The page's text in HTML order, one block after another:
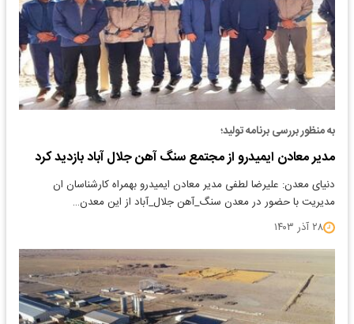
به منظور بررسی برنامه تولید؛
مدیر معادن ایمیدرو از مجتمع سنگ آهن جلال آباد بازدید کرد
دنیای معدن: علیرضا لطفی مدیر معادن ایمیدرو بهمراه کارشناسان ان
مدیریت با حضور در معدن سنگ_آهن جلال_آباد از این معدن…
۲۸ آذر ۱۴۰۳